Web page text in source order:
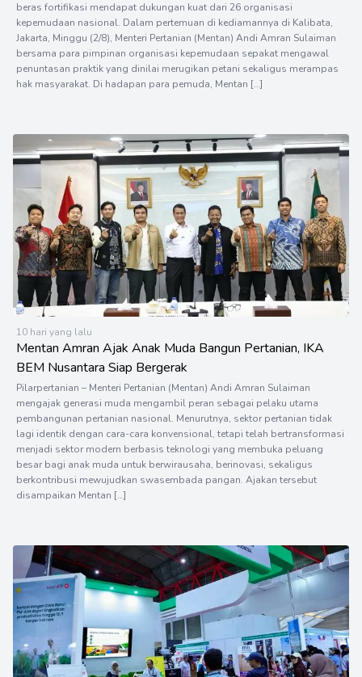
beras fortifikasi mendapat dukungan kuat dari 26 organisasi
kepemudaan nasional. Dalam pertemuan di kediamannya di Kalibata,
Jakarta, Minggu (2/8), Menteri Pertanian (Mentan) Andi Amran Sulaiman
bersama para pimpinan organisasi kepemudaan sepakat mengawal
penuntasan praktik yang dinilai merugikan petani sekaligus merampas
hak masyarakat. Di hadapan para pemuda, Mentan […]
10 hari yang lalu
Mentan Amran Ajak Anak Muda Bangun Pertanian, IKA
BEM Nusantara Siap Bergerak
Pilarpertanian – Menteri Pertanian (Mentan) Andi Amran Sulaiman
mengajak generasi muda mengambil peran sebagai pelaku utama
pembangunan pertanian nasional. Menurutnya, sektor pertanian tidak
lagi identik dengan cara-cara konvensional, tetapi telah bertransformasi
menjadi sektor modern berbasis teknologi yang membuka peluang
besar bagi anak muda untuk berwirausaha, berinovasi, sekaligus
berkontribusi mewujudkan swasembada pangan. Ajakan tersebut
disampaikan Mentan […]